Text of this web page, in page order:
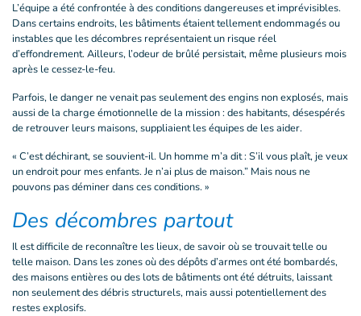
L’équipe a été confrontée à des conditions dangereuses et imprévisibles.
Dans certains endroits, les bâtiments étaient tellement endommagés ou
instables que les décombres représentaient un risque réel
d’effondrement. Ailleurs, l’odeur de brûlé persistait, même plusieurs mois
après le cessez-le-feu.
Parfois, le danger ne venait pas seulement des engins non explosés, mais
aussi de la charge émotionnelle de la mission : des habitants, désespérés
de retrouver leurs maisons, suppliaient les équipes de les aider.
« C’est déchirant, se souvient-il. Un homme m’a dit : S’il vous plaît, je veux
un endroit pour mes enfants. Je n’ai plus de maison.” Mais nous ne
pouvons pas déminer dans ces conditions. »
Des décombres partout
Il est difficile de reconnaître les lieux, de savoir où se trouvait telle ou
telle maison. Dans les zones où des dépôts d’armes ont été bombardés,
des maisons entières ou des lots de bâtiments ont été détruits, laissant
non seulement des débris structurels, mais aussi potentiellement des
restes explosifs.